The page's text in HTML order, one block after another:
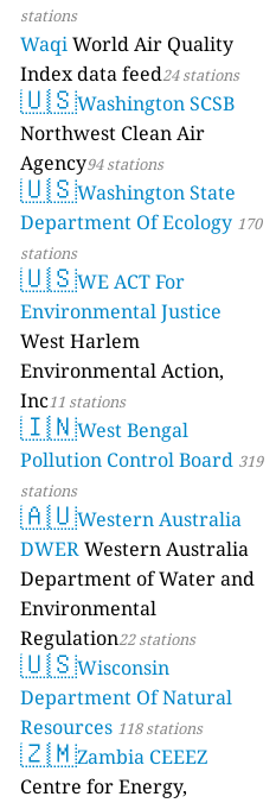
stations
WaqiWorld Air Quality
Index data feed24 stations
🇺🇸Washington SCSB
Northwest Clean Air
Agency94 stations
🇺🇸Washington State
Department Of Ecology 170
stations
🇺🇸WE ACT For
Environmental Justice
West Harlem
Environmental Action,
Inc11 stations
🇮🇳West Bengal
Pollution Control Board 319
stations
🇦🇺Western Australia
DWERWestern Australia
Department of Water and
Environmental
Regulation22 stations
🇺🇸Wisconsin
Department Of Natural
Resources 118 stations
🇿🇲Zambia CEEEZ
Centre for Energy,